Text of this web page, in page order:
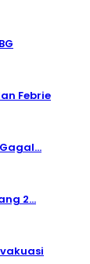
Febrie
2...